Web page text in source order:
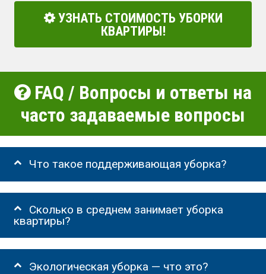
УЗНАТЬ СТОИМОСТЬ УБОРКИ
КВАРТИРЫ!
FAQ / Вопросы и ответы на
часто задаваемые вопросы
Что такое поддерживающая уборка?
Сколько в среднем занимает уборка
квартиры?
Экологическая уборка — что это?